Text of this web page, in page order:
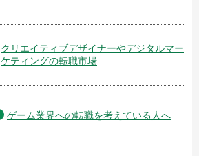
クリエイティブデザイナーやデジタルマー
ケティングの転職市場
ゲーム業界への転職を考えている人へ